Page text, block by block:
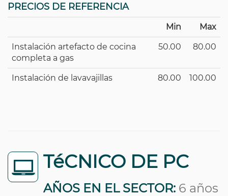
PRECIOS DE REFERENCIA
Min Max
Instalación artefacto de cocina
completa a gas
50.00 80.00
Instalación de lavavajillas 80.00 100.00
TéCNICO DE PC
AÑOS EN EL SECTOR: 6 años